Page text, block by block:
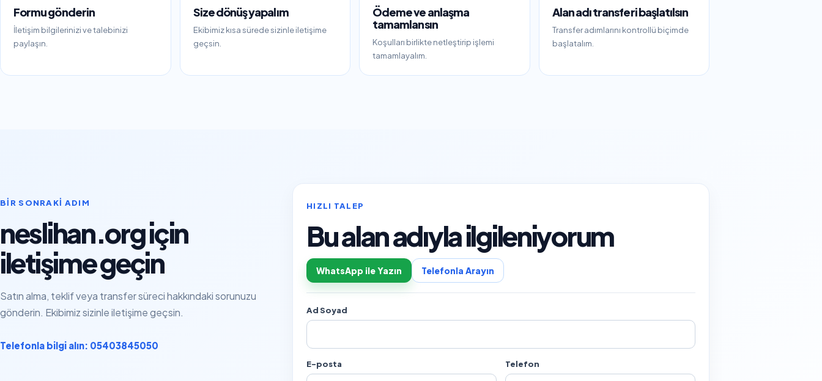
Formu gönderin
İletişim bilgilerinizi ve talebinizi
paylaşın.
Size dönüş yapalım
Ekibimiz kısa sürede sizinle iletişime
geçsin.
Ödeme ve anlaşma
tamamlansın
Koşulları birlikte netleştirip işlemi
tamamlayalım.
Alan adı transferi başlatılsın
Transfer adımlarını kontrollü biçimde
başlatalım.
BIR SONRAKI ADIM
neslihan.org için
iletişime geçin
Satın alma, teklif veya transfer süreci hakkındaki sorunuzu
gönderin. Ekibimiz sizinle iletişime geçsin.
Telefonla bilgi alın: 05403845050
HIZLI TALEP
Bu alan adıyla ilgileniyorum
WhatsApp ile Yazın Telefonla Arayın
Ad Soyad
E-posta Telefon